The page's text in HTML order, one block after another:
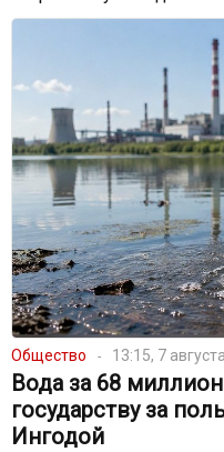
Общество 13:15, 7 августа
Вода за 68
государству за
Ингодой